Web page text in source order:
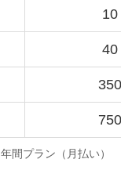
10
40
年間プラン（月払い）